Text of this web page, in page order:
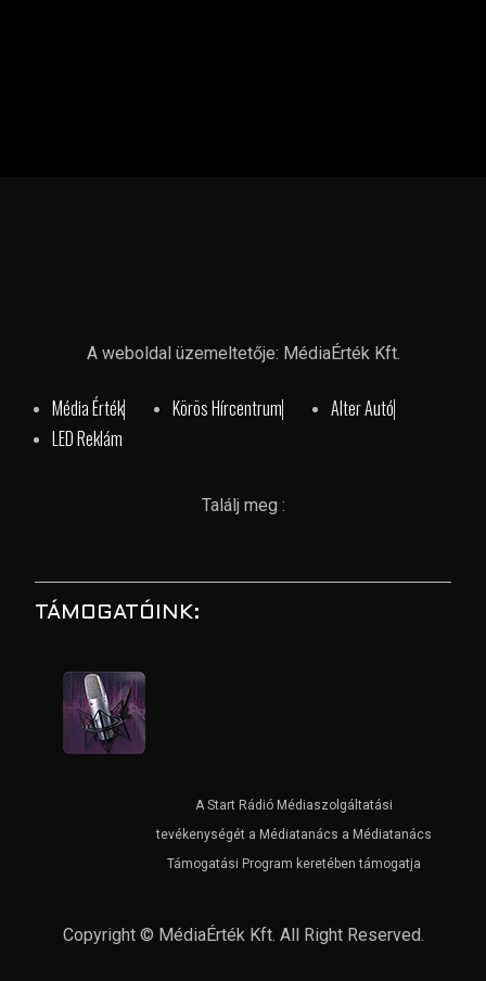
A weboldal üzemeltetője: MédiaÉrték Kft.
Média Érték Körös Hírcentrum
Alter Autó
LED Reklám
Találj meg :
TÁMOGATÓINK:
A Start Rádió Médiaszolgáltatási
tevékenységét a Médiatanács a Médiatanács
Támogatási Program keretében támogatja
Copyright © MédiaÉrték Kft. All Right Reserved.